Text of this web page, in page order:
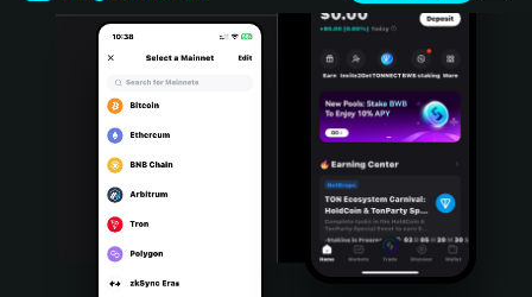
Italiano
Português (Portugal)
Bahasa Indonesia